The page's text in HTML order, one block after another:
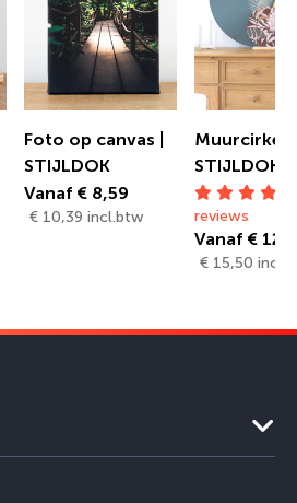
Foto op canvas |
STIJLDOK
Vanaf € 8,59
€ 10,39 incl.btw
Muurcirkel |
STIJLDOK
reviews
Vanaf €
€ 15,50